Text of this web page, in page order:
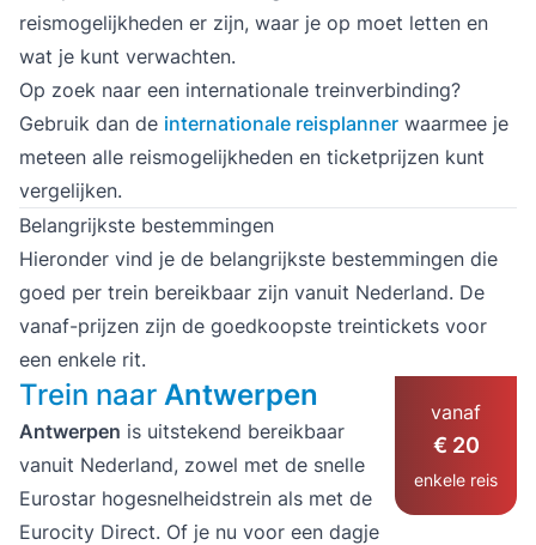
reismogelijkheden er zijn, waar je op moet letten en
wat je kunt verwachten.
Op zoek naar een internationale treinverbinding?
Gebruik dan de internationale reisplanner waarmee je
meteen alle reismogelijkheden en ticketprijzen kunt
vergelijken.
Belangrijkste bestemmingen
Hieronder vind je de belangrijkste bestemmingen die
goed per trein bereikbaar zijn vanuit Nederland. De
vanaf-prijzen zijn de goedkoopste treintickets voor
een enkele rit.
vanaf
€ 20
enkele reis
Trein naar Antwerpen
Antwerpen is uitstekend bereikbaar
vanuit Nederland, zowel met de snelle
Eurostar hogesnelheidstrein als met de
Eurocity Direct. Of je nu voor een dagje